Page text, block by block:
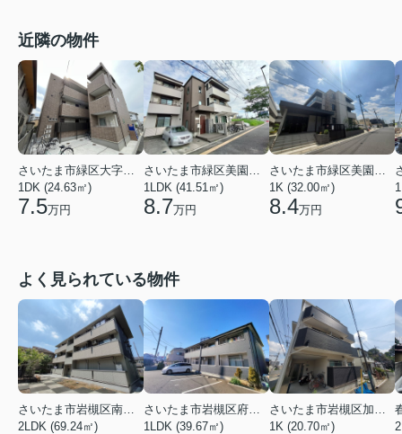
近隣の物件
さいたま市緑区大字下野田
1DK (24.63㎡)
7.5万円
さいたま市緑区美園３丁目
1LDK (41.51㎡)
8.7万円
さいたま市緑区美園３丁目
1K (32.00㎡)
8.4万円
よく見られている物件
さいたま市岩槻区南平野４丁目
2LDK (69.24㎡)
さいたま市岩槻区府内１丁目
1LDK (39.67㎡)
さいたま市岩槻区加倉１丁目
1K (20.70㎡)